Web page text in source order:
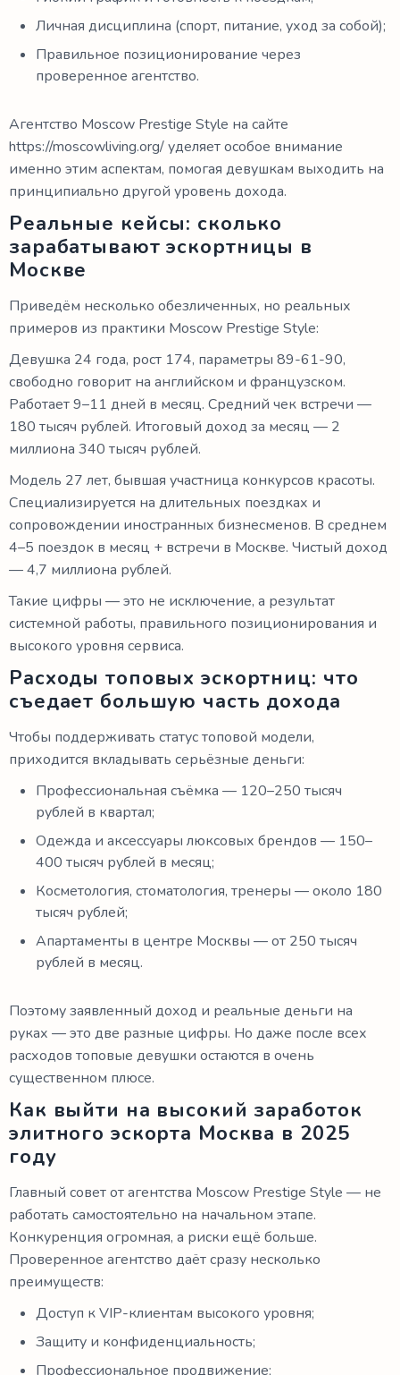
Личная дисциплина (спорт, питание, уход за собой);
Правильное позиционирование через
проверенное агентство.
Агентство Moscow Prestige Style на сайте
https://moscowliving.org/ уделяет особое внимание
именно этим аспектам, помогая девушкам выходить на
принципиально другой уровень дохода.
Реальные кейсы: сколько
зарабатывают эскортницы в
Москве
Приведём несколько обезличенных, но реальных
примеров из практики Moscow Prestige Style:
Девушка 24 года, рост 174, параметры 89-61-90,
свободно говорит на английском и французском.
Работает 9–11 дней в месяц. Средний чек встречи —
180 тысяч рублей. Итоговый доход за месяц — 2
миллиона 340 тысяч рублей.
Модель 27 лет, бывшая участница конкурсов красоты.
Специализируется на длительных поездках и
сопровождении иностранных бизнесменов. В среднем
4–5 поездок в месяц + встречи в Москве. Чистый доход
— 4,7 миллиона рублей.
Такие цифры — это не исключение, а результат
системной работы, правильного позиционирования и
высокого уровня сервиса.
Расходы топовых эскортниц: что
съедает большую часть дохода
Чтобы поддерживать статус топовой модели,
приходится вкладывать серьёзные деньги:
Профессиональная съёмка — 120–250 тысяч
рублей в квартал;
Одежда и аксессуары люксовых брендов — 150–
400 тысяч рублей в месяц;
Косметология, стоматология, тренеры — около 180
тысяч рублей;
Апартаменты в центре Москвы — от 250 тысяч
рублей в месяц.
Поэтому заявленный доход и реальные деньги на
руках — это две разные цифры. Но даже после всех
расходов топовые девушки остаются в очень
существенном плюсе.
Как выйти на высокий заработок
элитного эскорта Москва в 2025
году
Главный совет от агентства Moscow Prestige Style — не
работать самостоятельно на начальном этапе.
Конкуренция огромная, а риски ещё больше.
Проверенное агентство даёт сразу несколько
преимуществ:
Доступ к VIP-клиентам высокого уровня;
Защиту и конфиденциальность;
Профессиональное продвижение;